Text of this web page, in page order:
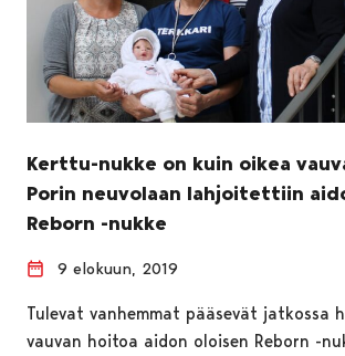
Kerttu-nukke on kuin oikea
Porin neuvolaan lahjoitettiin
Reborn -nukke
9 elokuun, 2019
Tulevat vanhemmat pääsevät jatkossa
vauvan hoitoa aidon oloisen Reborn -